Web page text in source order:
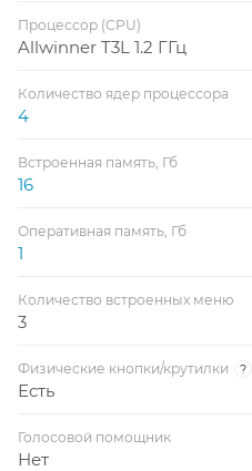
Процессор (CPU)
Allwinner T3L 1.2 ГГц
Количество ядер процессора
4
Встроенная память, Гб
16
Оперативная память, Гб
1
Количество встроенных меню
3
Физические кнопки/крутилки ?
Есть
Голосовой помощник
Нет